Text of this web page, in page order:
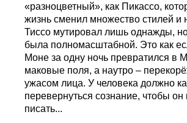
«разноцветный», как Пикассо,
жизнь сменил множество стилей и
Тиссо мутировал лишь однажды,
была полномасштабной. Это как
Моне за одну ночь превратился в
маковые поля, а наутро –
ужасом лица. У человека должно
перевернуться сознание, чтобы он
писать...